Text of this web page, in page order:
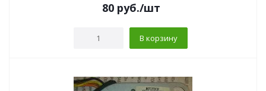
80руб./шт
В корзину